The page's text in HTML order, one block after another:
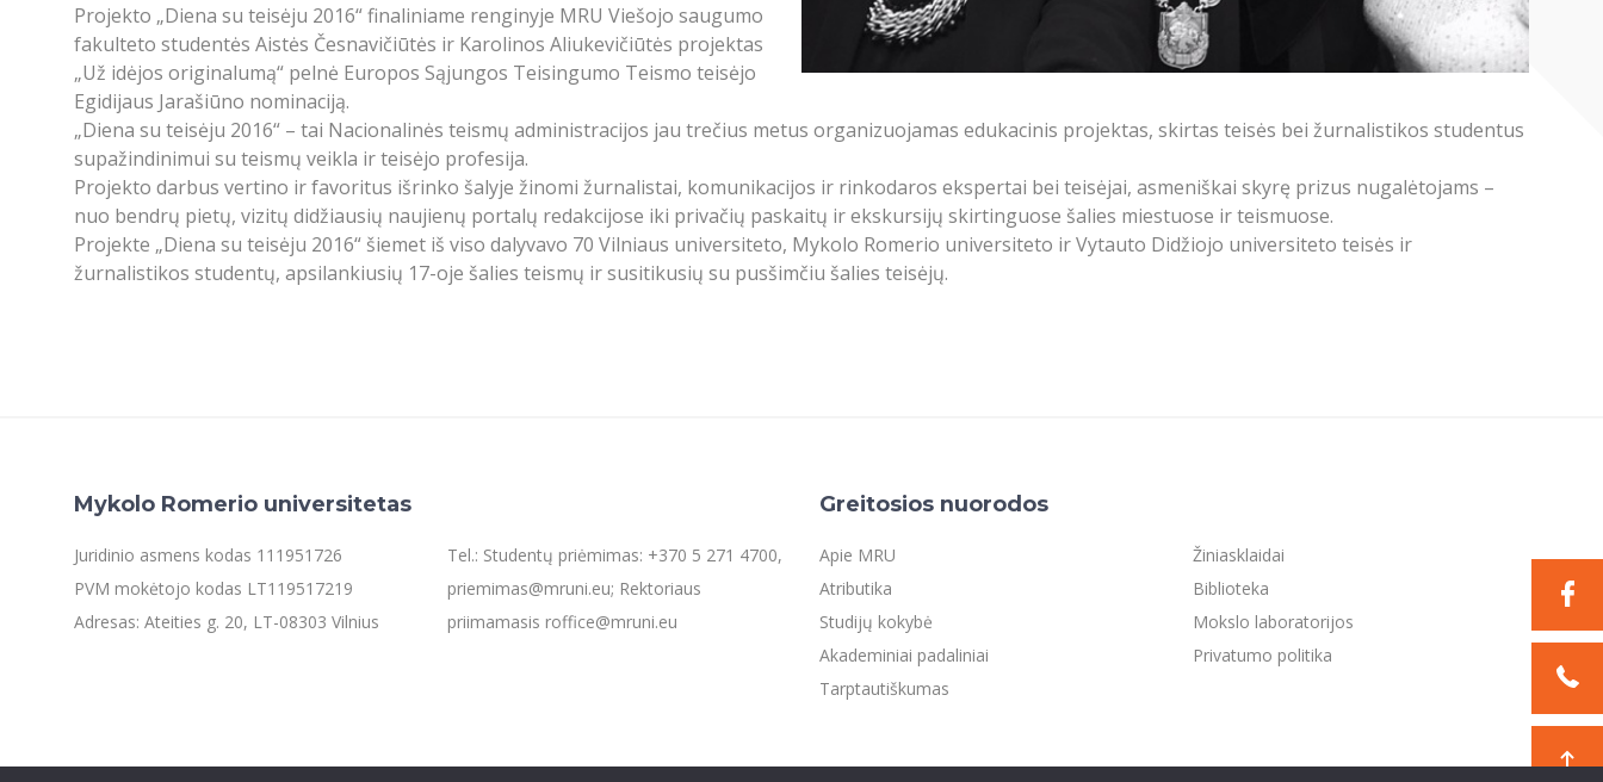
Projekto „Diena su teisėju 2016“ finaliniame renginyje MRU Viešojo saugumo
fakulteto studentės Aistės Česnavičiūtės ir Karolinos Aliukevičiūtės projektas
„Už idėjos originalumą“ pelnė Europos Sąjungos Teisingumo Teismo teisėjo
Egidijaus Jarašiūno nominaciją.
„Diena su teisėju 2016“ – tai Nacionalinės teismų administracijos jau trečius metus organizuojamas edukacinis projektas, skirtas teisės bei žurnalistikos studentus
supažindinimui su teismų veikla ir teisėjo profesija.
Projekto darbus vertino ir favoritus išrinko šalyje žinomi žurnalistai, komunikacijos ir rinkodaros ekspertai bei teisėjai, asmeniškai skyrę prizus nugalėtojams –
nuo bendrų pietų, vizitų didžiausių naujienų portalų redakcijose iki privačių paskaitų ir ekskursijų skirtinguose šalies miestuose ir teismuose.
Projekte „Diena su teisėju 2016“ šiemet iš viso dalyvavo 70 Vilniaus universiteto, Mykolo Romerio universiteto ir Vytauto Didžiojo universiteto teisės ir
žurnalistikos studentų, apsilankiusių 17-oje šalies teismų ir susitikusių su pusšimčiu šalies teisėjų.
Mykolo Romerio universitetas
Juridinio asmens kodas 111951726
PVM mokėtojo kodas LT119517219
Adresas: Ateities g. 20, LT-08303 Vilnius
Tel.: Studentų priėmimas: +370 5 271 4700,
priemimas@mruni.eu; Rektoriaus
priimamasis roffice@mruni.eu
Greitosios nuorodos
Apie MRU
Atributika
Studijų kokybė
Akademiniai padaliniai
Tarptautiškumas
Žiniasklaidai
Biblioteka
Mokslo laboratorijos
Privatumo politika